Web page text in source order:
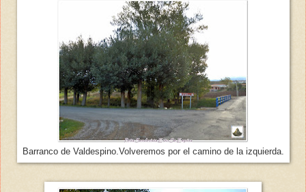
Barranco de Valdespino.Volveremos por el camino de la izquierda.